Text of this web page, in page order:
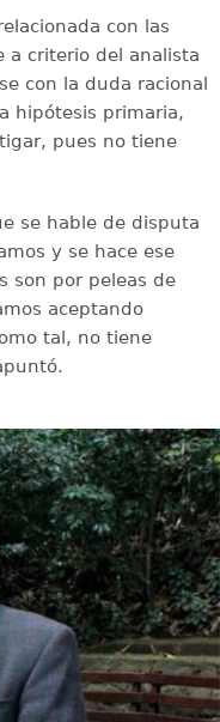
con las
a criterio del analista
con la duda racional
hipótesis primaria,
pues no tiene
se hable de disputa
y se hace ese
son por peleas de
aceptando
tal, no tiene